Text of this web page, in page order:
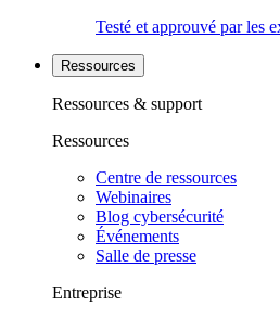
Testé et approuvé par les
Ressources
Ressources & support
Ressources
Centre de ressources
Webinaires
Blog cybersécurité
Événements
Salle de presse
Entreprise